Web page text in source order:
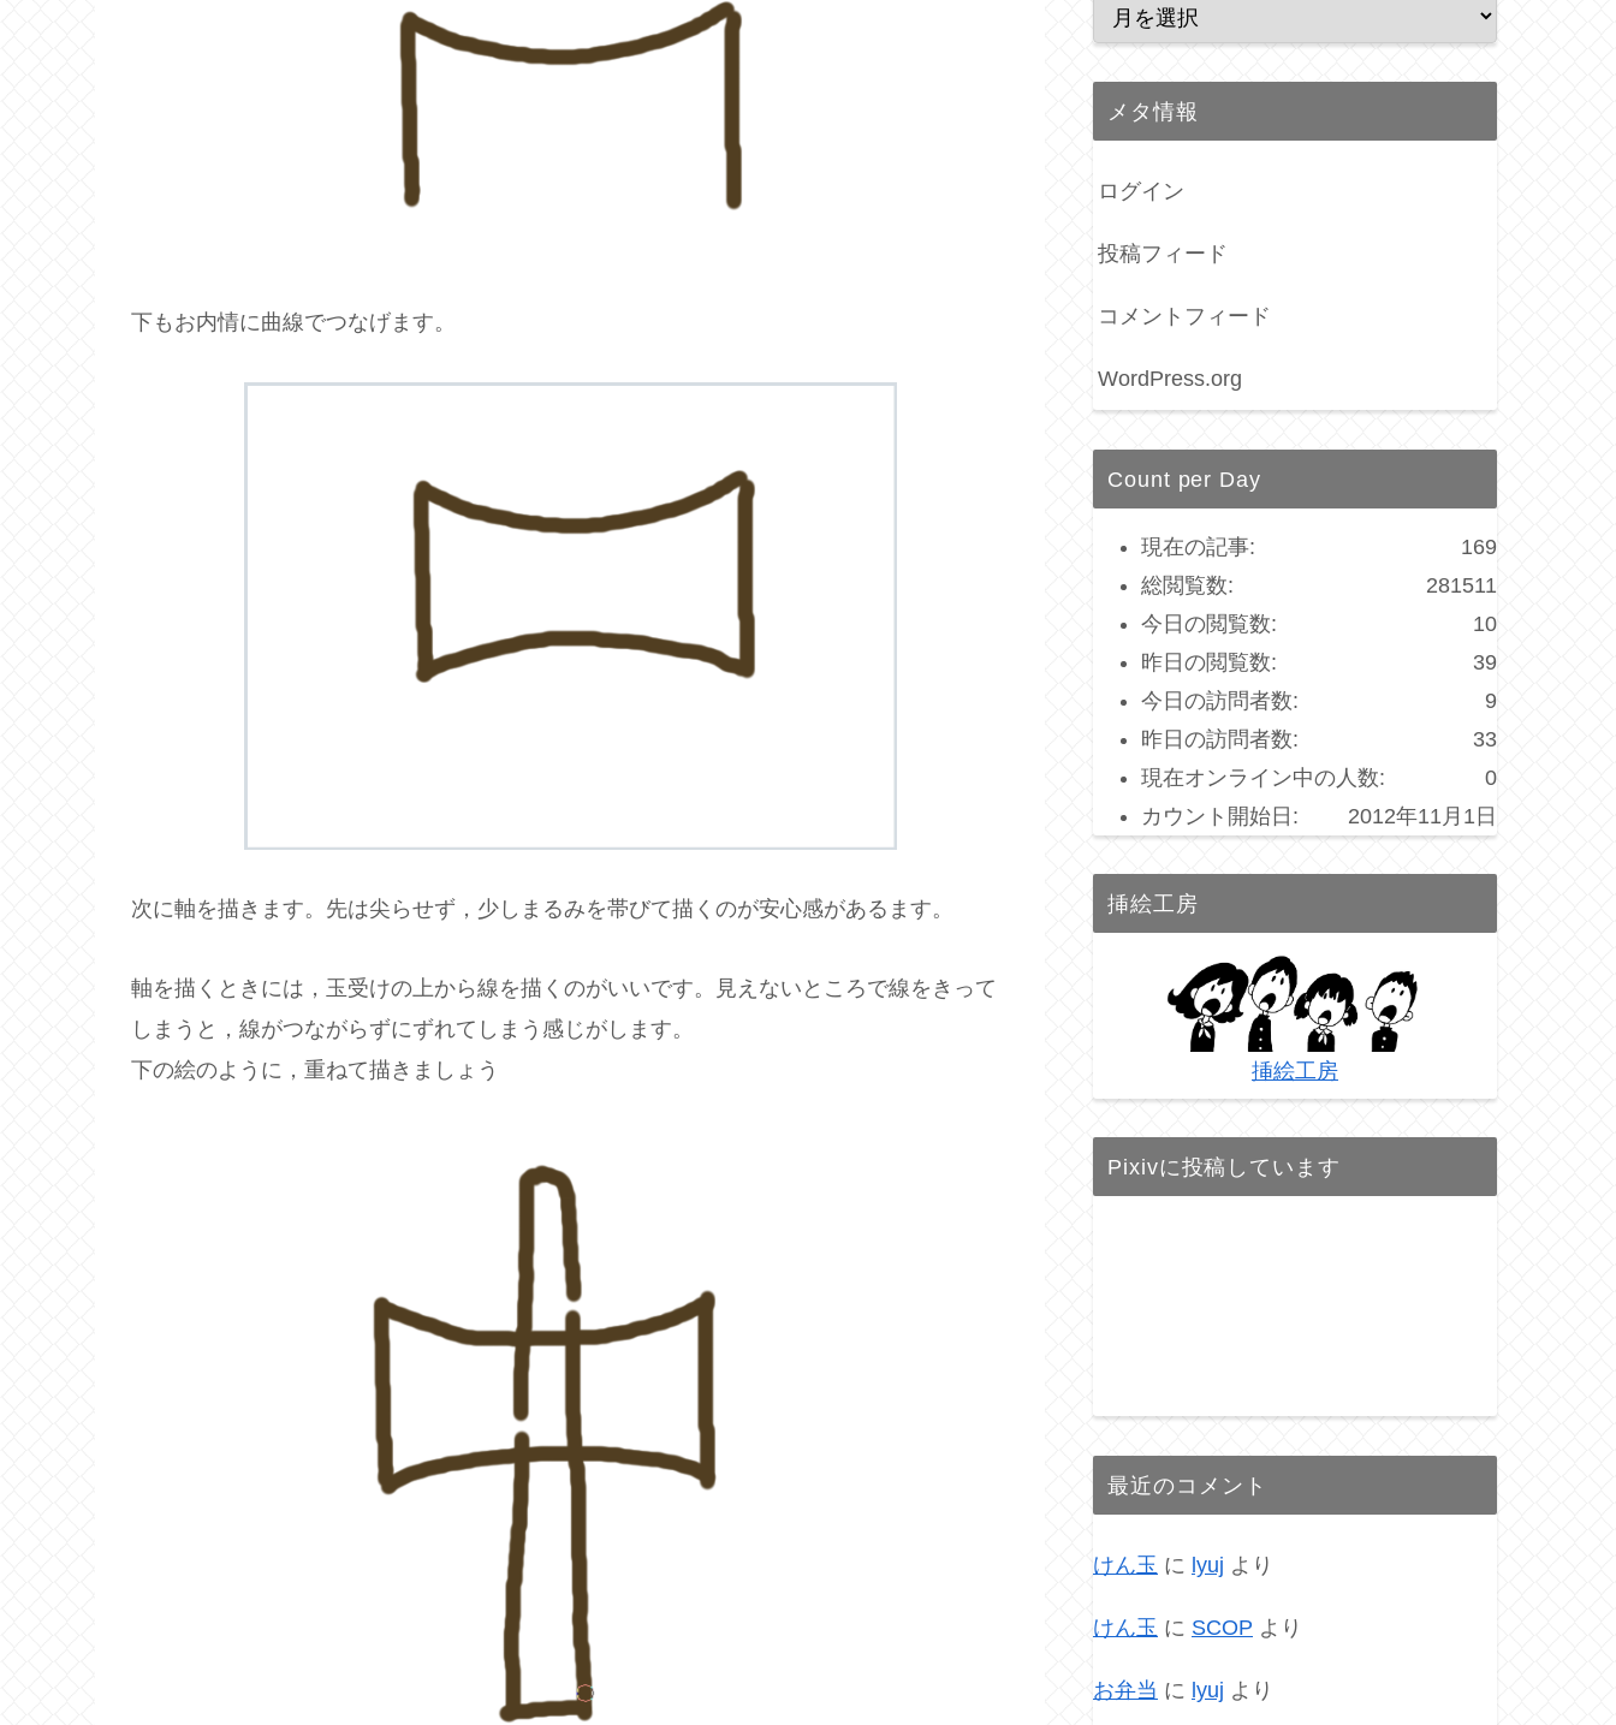
下もお内情に曲線でつなげます。
次に軸を描きます。先は尖らせず，少しまるみを帯びて描くのが安心感があるます。
軸を描くときには，玉受けの上から線を描くのがいいです。見えないところで線をきって
しまうと，線がつながらずにずれてしまう感じがします。
下の絵のように，重ねて描きましょう
メタ情報
ログイン
投稿フィード
コメントフィード
WordPress.org
Count per Day
169
現在の記事:
281511
総閲覧数:
10
今日の閲覧数:
39
昨日の閲覧数:
9
今日の訪問者数:
33
昨日の訪問者数:
0
現在オンライン中の人数:
2012年11月1日
カウント開始日:
挿絵工房
挿絵工房
Pixivに投稿しています
最近のコメント
けん玉 に lyuj より
けん玉 に SCOP より
お弁当 に lyuj より